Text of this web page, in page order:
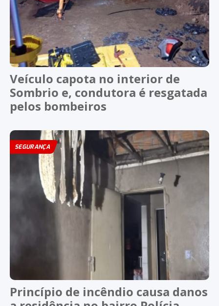
Veículo capota no interior de
Sombrio e, condutora é resgatada
pelos bombeiros
SEGURANÇA
Princípio de incêndio causa danos